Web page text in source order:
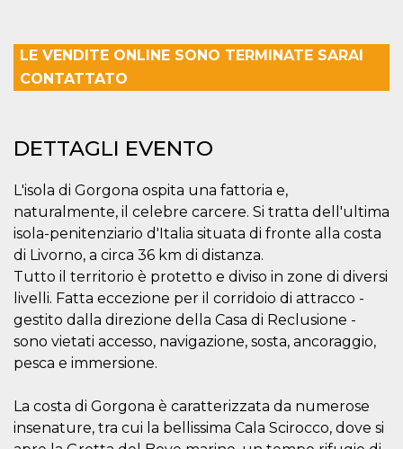
LE VENDITE ONLINE SONO TERMINATE SARAI
CONTATTATO
DETTAGLI EVENTO
L'isola di Gorgona ospita una fattoria e,
naturalmente, il celebre carcere. Si tratta dell'ultima
isola-penitenziario d'Italia situata di fronte alla costa
di Livorno, a circa 36 km di distanza.
Tutto il territorio è protetto e diviso in zone di diversi
livelli. Fatta eccezione per il corridoio di attracco -
gestito dalla direzione della Casa di Reclusione -
sono vietati accesso, navigazione, sosta, ancoraggio,
pesca e immersione.
La costa di Gorgona è caratterizzata da numerose
insenature, tra cui la bellissima Cala Scirocco, dove si
m.stripe.com
mese
viene
generalmente
l'ottimizzazione
pagine più
veloci.
CookieScriptConsent
CookieScript
oooh.events
settimane
2 giorni
dal servizio
Cookie-
Script.com per
preferenze di
consenso sui
cookie dei
Cookie-
Script.com
funzioni